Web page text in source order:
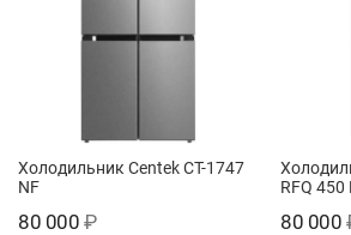
Холодильник Centek CT-1747
NF
80 000 ₽
RFQ 450
80 000